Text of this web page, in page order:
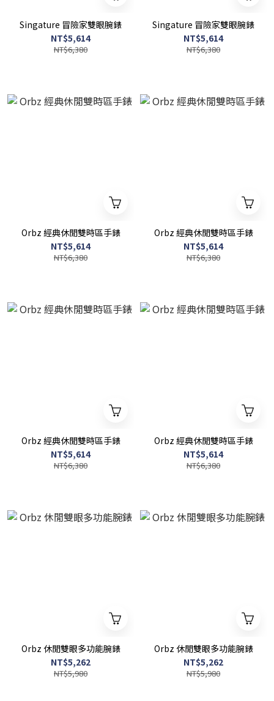
Singature 冒險家雙眼腕錶
NT$5,614
NT$6,380
Singature 冒險家雙眼腕錶
NT$5,614
NT$6,380
Orbz 經典休閒雙時區手錶
NT$5,614
NT$6,380
Orbz 經典休閒雙時區手錶
NT$5,614
NT$6,380
Orbz 經典休閒雙時區手錶
NT$5,614
NT$6,380
Orbz 經典休閒雙時區手錶
NT$5,614
NT$6,380
Orbz 休閒雙眼多功能腕錶
NT$5,262
NT$5,980
Orbz 休閒雙眼多功能腕錶
NT$5,262
NT$5,980